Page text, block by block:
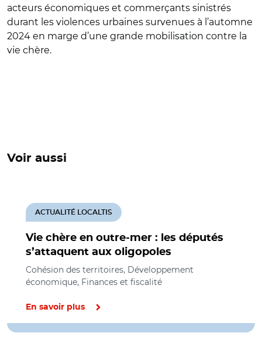
acteurs économiques et commerçants sinistrés
durant les violences urbaines survenues à l’automne
2024 en marge d’une grande mobilisation contre la
vie chère.
Voir aussi
Vie chère en outre-mer : les députés
s’attaquent aux oligopoles
ACTUALITÉ LOCALTIS
Cohésion des territoires, Développement
économique, Finances et fiscalité
En savoir plus